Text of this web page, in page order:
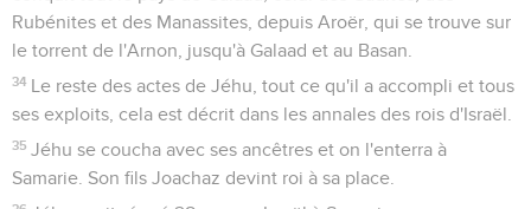
Rubénites et des Manassites, depuis Aroër, qui se trouve sur
le torrent de l'Arnon, jusqu'à Galaad et au Basan.
34 Le reste des actes de Jéhu, tout ce qu'il a accompli et tous
ses exploits, cela est décrit dans les annales des rois d'Israël.
35 Jéhu se coucha avec ses ancêtres et on l'enterra à
Samarie. Son fils Joachaz devint roi à sa place.